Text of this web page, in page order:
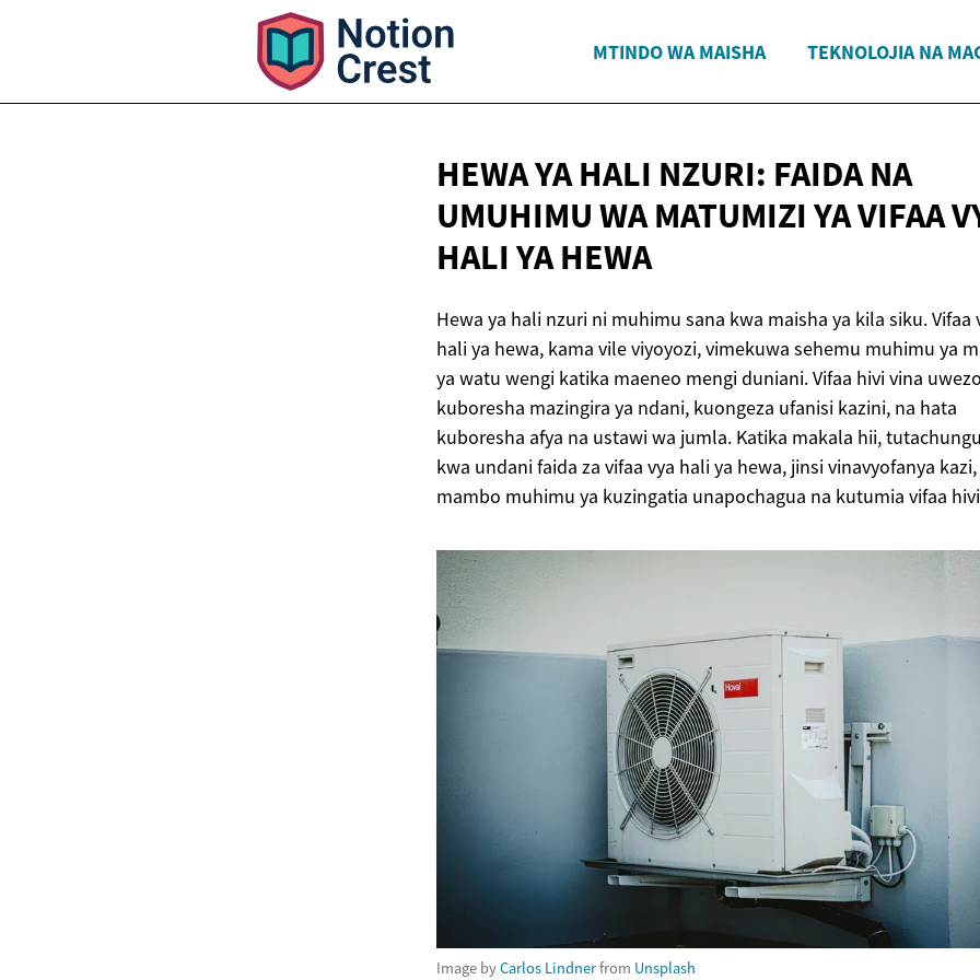
MTINDO WA MAISHA TEKNOLOJIA NA
HEWA YA HALI NZURI: FAIDA NA
UMUHIMU WA MATUMIZI YA VIFAA
HALI YA HEWA
Hewa ya hali nzuri ni muhimu sana kwa maisha ya kila siku. Vifaa
hali ya hewa, kama vile viyoyozi, vimekuwa sehemu muhimu ya
ya watu wengi katika maeneo mengi duniani. Vifaa hivi vina
kuboresha mazingira ya ndani, kuongeza ufanisi kazini, na hata
kuboresha afya na ustawi wa jumla. Katika makala hii,
kwa undani faida za vifaa vya hali ya hewa, jinsi vinavyofanya
mambo muhimu ya kuzingatia unapochagua na kutumia vifaa
Image byCarlos Lindnerfrom Unsplash